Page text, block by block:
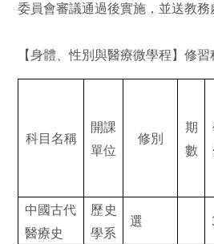
委員會審議通過後實施，並送教務
【身體、性別與醫療微學程】修
科目名稱
開課
單位
修別
期
數
中國古代
醫療史
歷史
學系
選